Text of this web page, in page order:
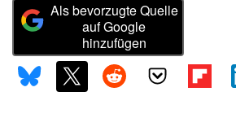
Als bevorzugte Quelle
auf Google
hinzufügen